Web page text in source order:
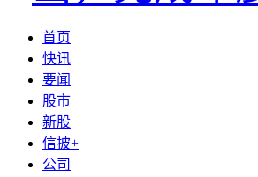
首页
快讯
要闻
股市
新股
信披+
公司